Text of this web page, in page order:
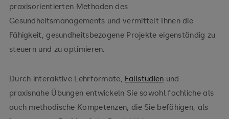
praxisorientierten Methoden des
Gesundheitsmanagements und vermittelt Ihnen die
Fähigkeit, gesundheitsbezogene Projekte eigenständig zu
steuern und zu optimieren.
Durch interaktive Lehrformate, Fallstudien und
praxisnahe Übungen entwickeln Sie sowohl fachliche als
auch methodische Kompetenzen, die Sie befähigen, als